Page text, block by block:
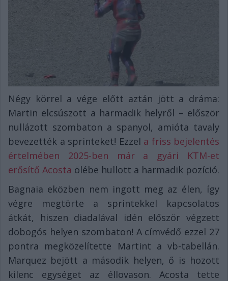
Négy körrel a vége előtt aztán jött a dráma:
Martin elcsúszott a harmadik helyről – először
nullázott szombaton a spanyol, amióta tavaly
bevezették a sprinteket! Ezzel a friss bejelentés
értelmében 2025-ben már a gyári KTM-et
erősítő Acosta ölébe hullott a harmadik pozíció.
Bagnaia eközben nem ingott meg az élen, így
végre megtörte a sprintekkel kapcsolatos
átkát, hiszen diadalával idén először végzett
dobogós helyen szombaton! A címvédő ezzel 27
pontra megközelítette Martint a vb-tabellán.
Marquez bejött a második helyen, ő is hozott
kilenc egységet az éllovason. Acosta tette